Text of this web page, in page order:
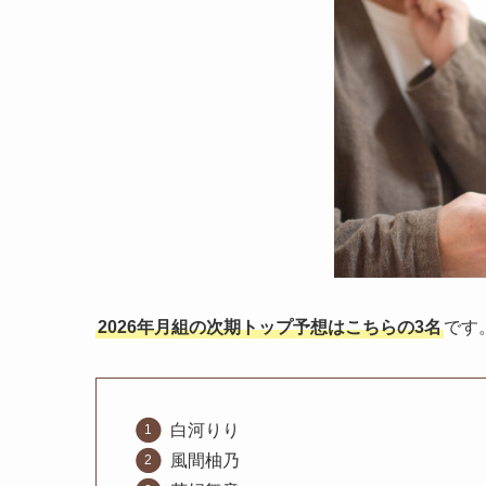
2026年月組の次期トップ予想はこちらの3名です
白河りり
風間柚乃